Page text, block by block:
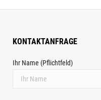
KONTAKTANFRAGE
Ihr Name (Pflichtfeld)